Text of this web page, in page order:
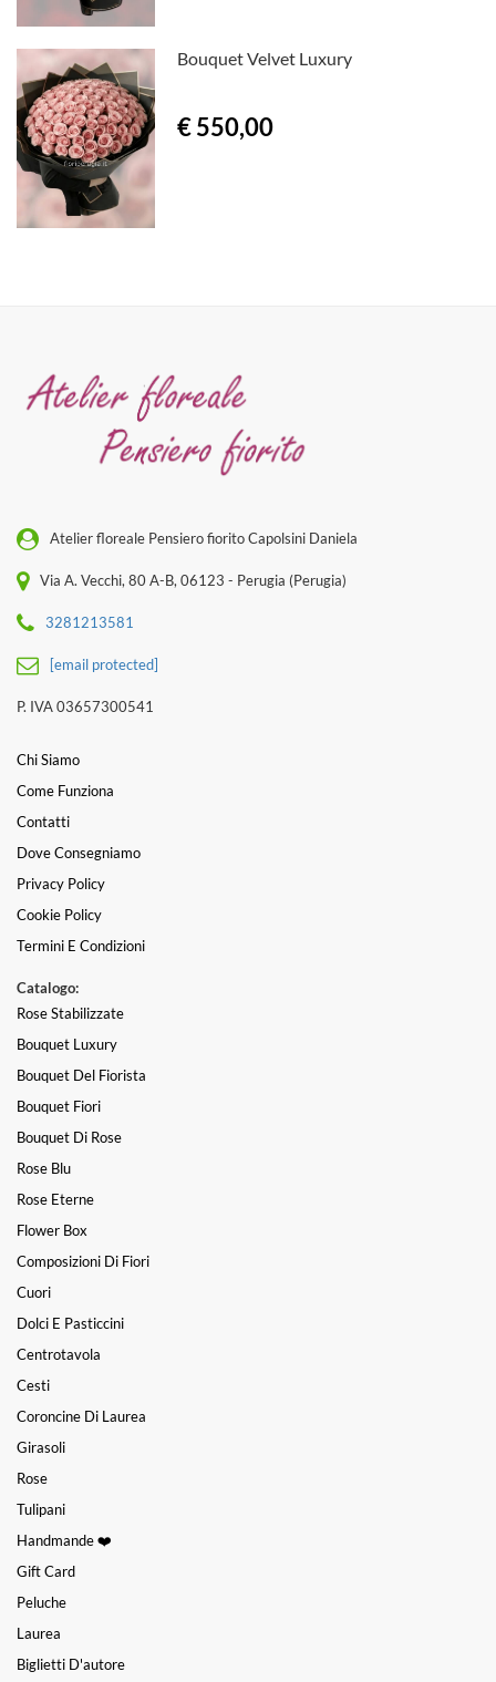
Bouquet Velvet Luxury
€ 550,00
Atelier floreale Pensiero fiorito Capolsini Daniela
Via A. Vecchi, 80 A-B, 06123 - Perugia (Perugia)
3281213581
[email protected]
P. IVA 03657300541
Chi Siamo
Come Funziona
Contatti
Dove Consegniamo
Privacy Policy
Cookie Policy
Termini E Condizioni
Catalogo:
Rose Stabilizzate
Bouquet Luxury
Bouquet Del Fiorista
Bouquet Fiori
Bouquet Di Rose
Rose Blu
Rose Eterne
Flower Box
Composizioni Di Fiori
Cuori
Dolci E Pasticcini
Centrotavola
Cesti
Coroncine Di Laurea
Girasoli
Rose
Tulipani
Handmande ❤️
Gift Card
Peluche
Laurea
Biglietti D'autore